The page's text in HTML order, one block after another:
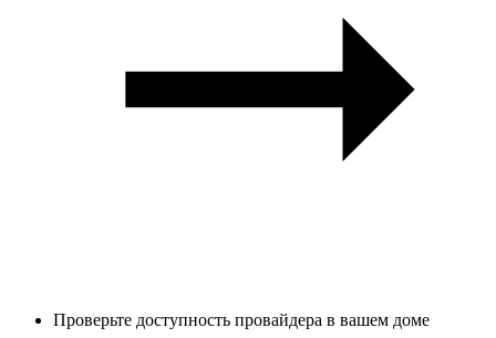
Проверьте доступность провайдера в вашем доме